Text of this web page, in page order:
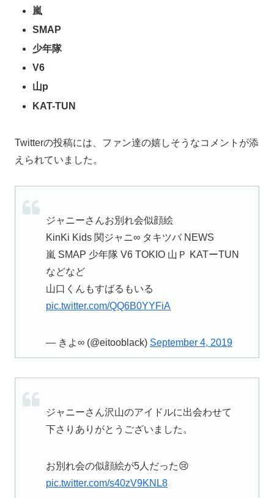
嵐
SMAP
少年隊
V6
山p
KAT-TUN
Twitterの投稿には、ファン達の嬉しそうなコメントが添
えられていました。
ジャニーさんお別れ会似顔絵
KinKi Kids 関ジャニ∞ タキツバ NEWS
嵐 SMAP 少年隊 V6 TOKIO 山Ｐ KATーTUN
などなど
山口くんもすばるもいる
pic.twitter.com/QQ6B0YYFiA
— きよ∞ (@eitooblack) September 4, 2019
ジャニーさん沢山のアイドルに出会わせて
下さりありがとうございました。
お別れ会の似顔絵が5人だった😢
pic.twitter.com/s40zV9KNL8